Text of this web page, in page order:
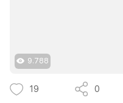
9.788
19 0